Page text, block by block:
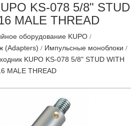
KS-078 5/8" STUD
MALE THREAD
оборудование KUPO
(Adapters)
Импульсные моноблоки
KUPO KS-078 5/8" STUD WITH
MALE THREAD